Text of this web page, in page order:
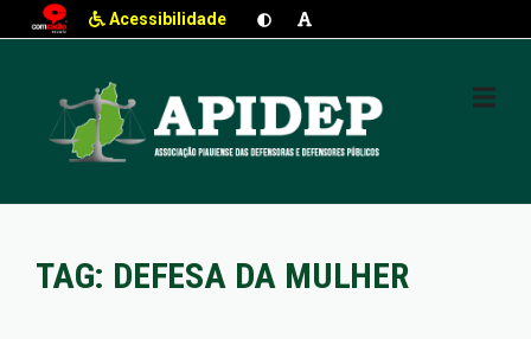
Acessibilidade
TAG: DEFESA DA MULHER